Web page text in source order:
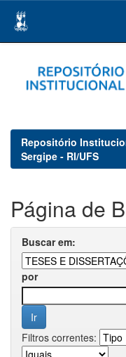
navigation
Repositório
Sergipe - RI/UFS
Página de
Buscar em:
por
Filtros correntes: